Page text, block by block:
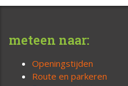
meteen naar:
Openingstijden
Route en parkeren